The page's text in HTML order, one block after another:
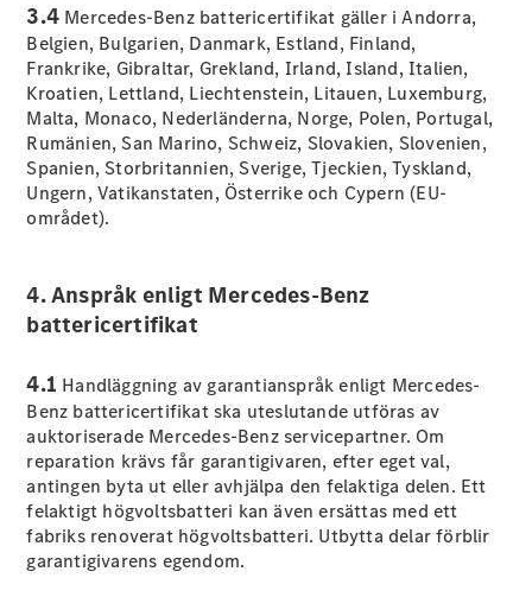
Konfigurator
Mercedes-
Benz Online
Store
Kombi
Alla Kombi
Brake
C-Klass
Kombi
C-Klass
Kombi All-
Terrain
E-Klass
Kombi
3.4 Mercedes-Benz battericertifikat gäller i Andorra,
Belgien, Bulgarien, Danmark, Estland, Finland,
Frankrike, Gibraltar, Grekland, Irland, Island, Italien,
Kroatien, Lettland, Liechtenstein, Litauen, Luxemburg,
Malta, Monaco, Nederländerna, Norge, Polen, Portugal,
Rumänien, San Marino, Schweiz, Slovakien, Slovenien,
Spanien, Storbritannien, Sverige, Tjeckien, Tyskland,
Ungern, Vatikanstaten, Österrike och Cypern (EU-
området).
4. Anspråk enligt Mercedes-Benz
battericertifikat
4.1 Handläggning av garantianspråk enligt Mercedes-
Benz battericertifikat ska uteslutande utföras av
auktoriserade Mercedes-Benz servicepartner. Om
reparation krävs får garantigivaren, efter eget val,
antingen byta ut eller avhjälpa den felaktiga delen. Ett
felaktigt högvoltsbatteri kan även ersättas med ett
fabriks renoverat högvoltsbatteri. Utbytta delar förblir
garantigivarens egendom.